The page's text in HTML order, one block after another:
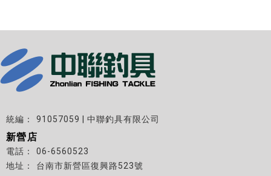
91057059 | 中聯釣具有限公司
新營店
06-6560523
台南市新營區復興路523號